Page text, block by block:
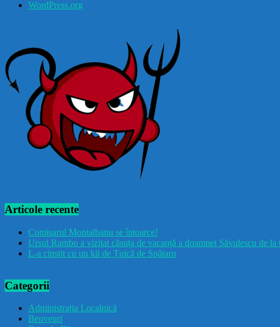
WordPress.org
Articole recente
Comisarul Montalbanu se întoarce!
Ursul Rambo a vizitat căsuța de vacanță a doamnei Săvulescu de la
L-a cinstit cu un kil de Țuică de Spătaru
Categorii
Administrația Localnică
Benveuri